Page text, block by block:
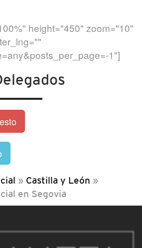
height="450" zoom="10"
1"]
» Castilla y León »
en Segovia